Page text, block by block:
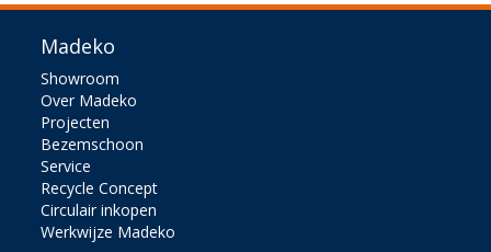
Madeko
Showroom
Over Madeko
Projecten
Bezemschoon
Service
Recycle Concept
Circulair inkopen
Werkwijze Madeko